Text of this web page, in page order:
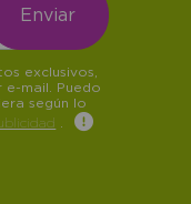
exclusivos,
e-mail. Puedo
según lo